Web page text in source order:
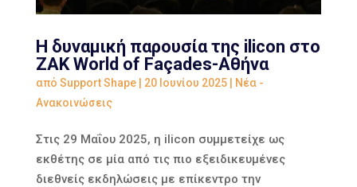
Η δυναμική παρουσία της ilicon στο
ZAK World of Façades-Αθήνα
από Support Shape| 20 Ιουνίου 2025|
Νέα -
Ανακοινώσεις
Στις 29 Μαΐου 2025, η ilicon συμμετείχε ως
εκθέτης σε μία από τις πιο εξειδικευμένες
διεθνείς εκδηλώσεις με επίκεντρο την